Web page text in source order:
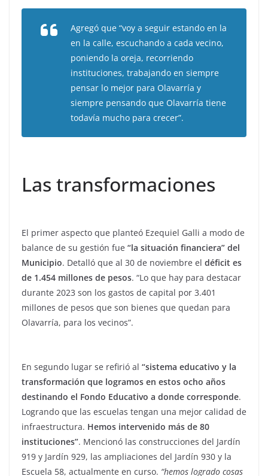
Agregó que “voy a seguir estando en la
en la calle, escuchando a cada vecino,
poniendo la oreja, recorriendo
instituciones, trabajando en siempre
pensar lo mejor para Olavarría y
siempre pensando que Olavarría tiene
todavía mucho para crecer”.
Las transformaciones
El primer aspecto que planteó Ezequiel Galli a modo de
balance de su gestión fue “la situación financiera” del
Municipio. Detalló que al 30 de noviembre el déficit es
de 1.454 millones de pesos. “Lo que hay para destacar
durante 2023 son los gastos de capital por 3.401
millones de pesos que son bienes que quedan para
Olavarría, para los vecinos”.
En segundo lugar se refirió al “sistema educativo y la
transformación que logramos en estos ocho años
destinando el Fondo Educativo a donde corresponde.
Logrando que las escuelas tengan una mejor calidad de
infraestructura. Hemos intervenido más de 80
instituciones”. Mencionó las construcciones del Jardín
919 y Jardín 929, las ampliaciones del Jardín 930 y la
Escuela 58, actualmente en curso. “hemos logrado cosas